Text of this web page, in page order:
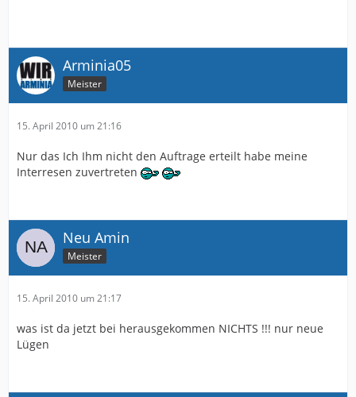
Arminia05
Meister
15. April 2010 um 21:16
Nur das Ich Ihm nicht den Auftrage erteilt habe meine
Interresen zuvertreten
Neu Amin
Meister
15. April 2010 um 21:17
was ist da jetzt bei herausgekommen NICHTS !!! nur neue
Lügen